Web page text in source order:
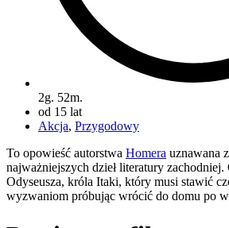
2g. 52m.
od 15 lat
Akcja, Przygodowy
To opowieść autorstwa Homera uznawana
najważniejszych dzieł literatury
Odyseusza, króla Itaki, który musi stawić
wyzwaniom próbując wrócić do domu po